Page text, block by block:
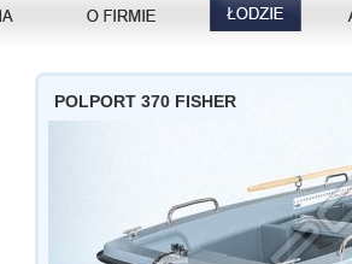
POLPORT 370 FISHER